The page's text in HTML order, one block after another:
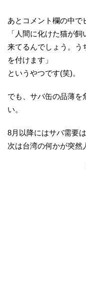
あとコメント欄の中で
「人間に化けた猫が
来てるんでしょう。う
を付けます」
というやつです(笑)。
でも、サバ缶の品薄を
い。
8月以降にはサバ需要
次は台湾の何かが突然